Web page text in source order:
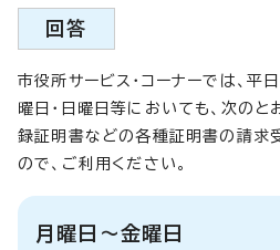
回答
市役所サービス・コーナーでは、
曜日・日曜日等においても、次の
録証明書などの各種証明書の請求
ので、ご利用ください。
月曜日～金曜日